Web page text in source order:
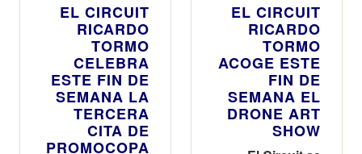
EL CIRCUIT
RICARDO
TORMO
CELEBRA
ESTE FIN DE
SEMANA LA
TERCERA
CITA DE
PROMOCOPA
EL CIRCUIT
RICARDO
TORMO
ACOGE ESTE
FIN DE
SEMANA EL
DRONE ART
SHOW